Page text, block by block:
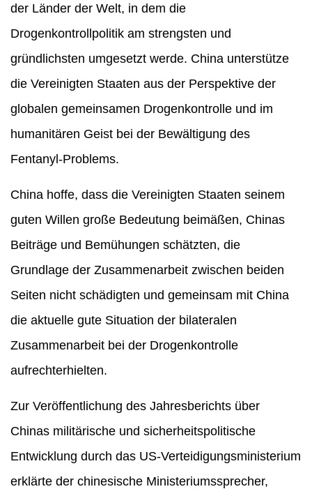
der Länder der Welt, in dem die
Drogenkontrollpolitik am strengsten und
gründlichsten umgesetzt werde. China unterstütze
die Vereinigten Staaten aus der Perspektive der
globalen gemeinsamen Drogenkontrolle und im
humanitären Geist bei der Bewältigung des
Fentanyl-Problems.
China hoffe, dass die Vereinigten Staaten seinem
guten Willen große Bedeutung beimäßen, Chinas
Beiträge und Bemühungen schätzten, die
Grundlage der Zusammenarbeit zwischen beiden
Seiten nicht schädigten und gemeinsam mit China
die aktuelle gute Situation der bilateralen
Zusammenarbeit bei der Drogenkontrolle
aufrechterhielten.
Zur Veröffentlichung des Jahresberichts über
Chinas militärische und sicherheitspolitische
Entwicklung durch das US-Verteidigungsministerium
erklärte der chinesische Ministeriumssprecher,